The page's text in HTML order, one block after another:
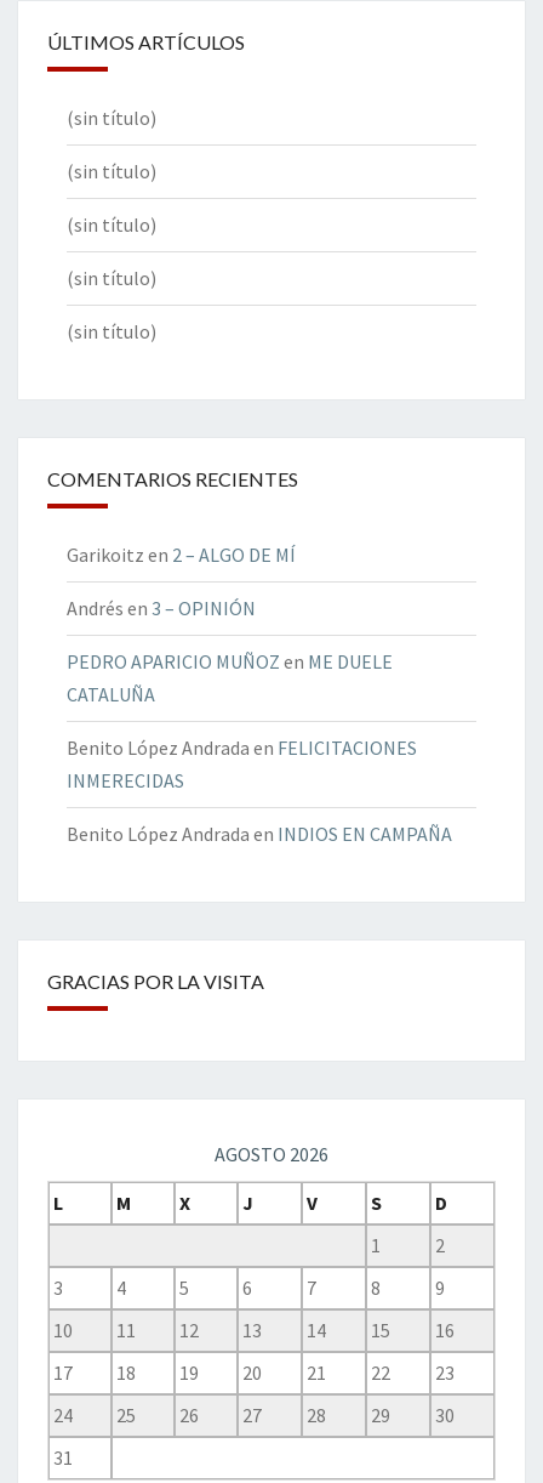
ÚLTIMOS ARTÍCULOS
(sin título)
(sin título)
(sin título)
(sin título)
(sin título)
COMENTARIOS RECIENTES
Garikoitz en 2 – ALGO DE MÍ
Andrés en 3 – OPINIÓN
PEDRO APARICIO MUÑOZ en ME DUELE
CATALUÑA
Benito López Andrada en FELICITACIONES
INMERECIDAS
Benito López Andrada en INDIOS EN CAMPAÑA
GRACIAS POR LA VISITA
AGOSTO 2026
L
M X J V S
D
1
2
3
4 5 6 7 8
9
10
11 12 13 14 15
16
17
18 19 20 21 22
23
24
25 26 27 28 29
30
31